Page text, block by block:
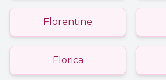
Florentine
Florica